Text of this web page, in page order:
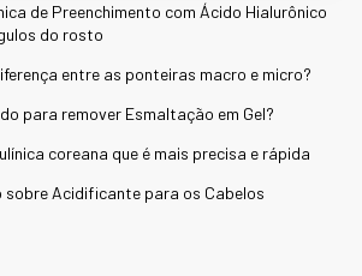
de Preenchimento com Ácido Hialurônico
do rosto
entre as ponteiras macro e micro?
para remover Esmaltação em Gel?
coreana que é mais precisa e rápida
sobre Acidificante para os Cabelos